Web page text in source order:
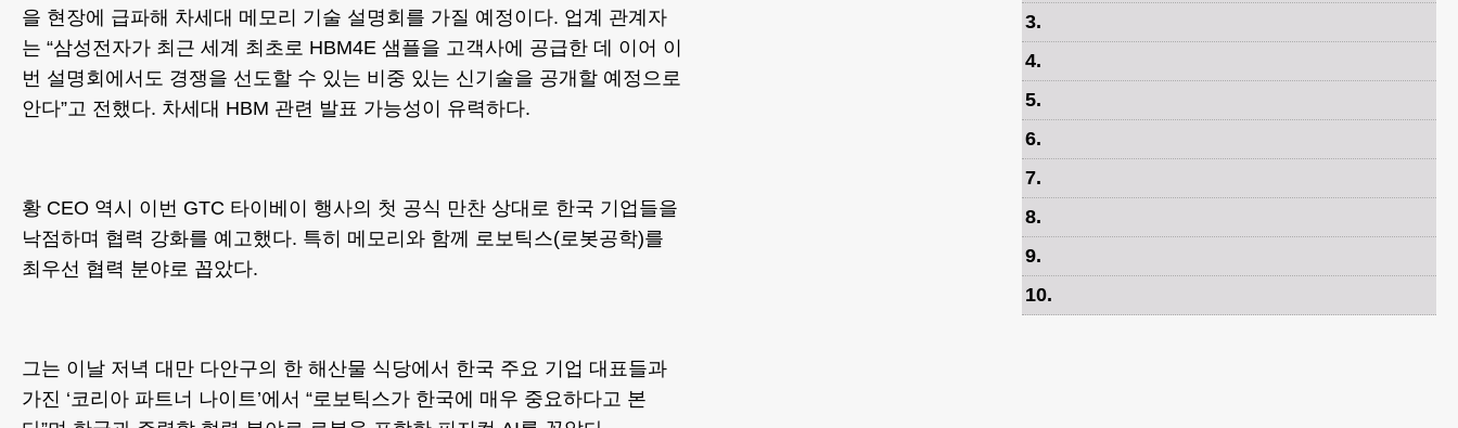
을 현장에 급파해 차세대 메모리 기술 설명회를 가질 예정이다. 업계 관계자
는 “삼성전자가 최근 세계 최초로 HBM4E 샘플을 고객사에 공급한 데 이어 이
번 설명회에서도 경쟁을 선도할 수 있는 비중 있는 신기술을 공개할 예정으로
안다”고 전했다. 차세대 HBM 관련 발표 가능성이 유력하다.
황 CEO 역시 이번 GTC 타이베이 행사의 첫 공식 만찬 상대로 한국 기업들을
낙점하며 협력 강화를 예고했다. 특히 메모리와 함께 로보틱스(로봇공학)를
최우선 협력 분야로 꼽았다.
그는 이날 저녁 대만 다안구의 한 해산물 식당에서 한국 주요 기업 대표들과
가진 ‘코리아 파트너 나이트’에서 “로보틱스가 한국에 매우 중요하다고 본
3.
4.
5.
6.
7.
8.
9.
10.